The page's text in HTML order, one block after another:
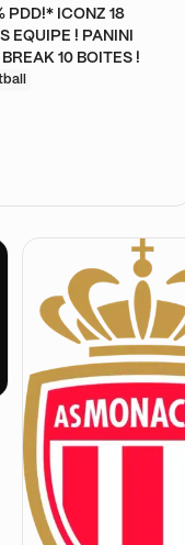
PDD!* ICONZ 18
EQUIPE ! PANINI
10 BOITES !